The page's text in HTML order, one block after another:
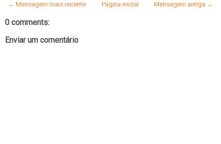
← Mensagem mais recente Mensagem antiga →
Página inicial
0 comments:
Enviar um comentário